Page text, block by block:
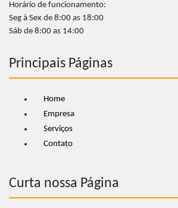
Horário de funcionamento:
Seg à Sex de 8:00 as 18:00
Sáb de 8:00 as 14:00
Principais Páginas
Home
Empresa
Serviços
Contato
Curta nossa Página